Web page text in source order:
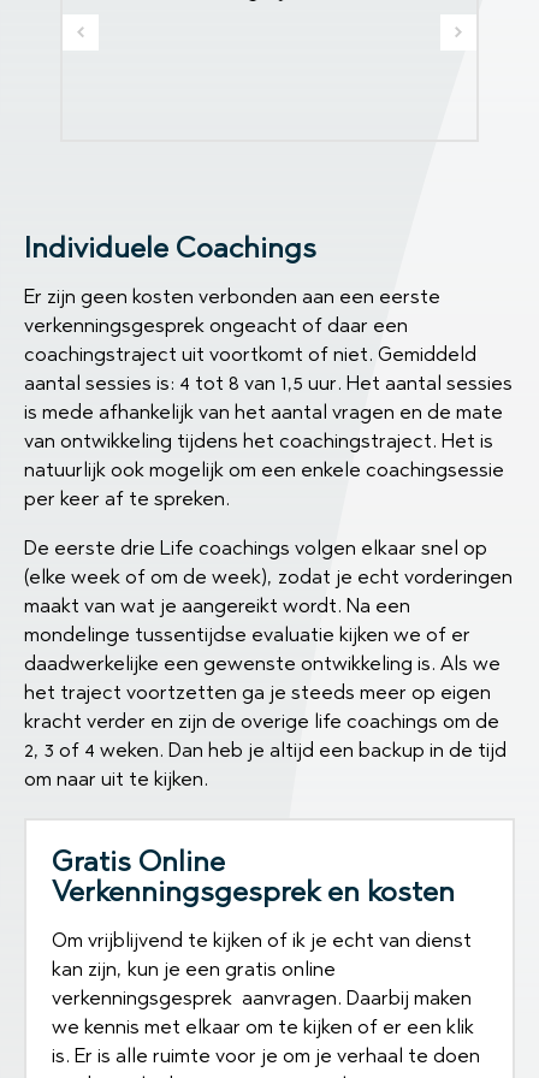
Individuele Coachings
Er zijn geen kosten verbonden aan een eerste
verkenningsgesprek ongeacht of daar een
coachingstraject uit voortkomt of niet. Gemiddeld
aantal sessies is: 4 tot 8 van 1,5 uur. Het aantal sessies
is mede afhankelijk van het aantal vragen en de mate
van ontwikkeling tijdens het coachingstraject. Het is
natuurlijk ook mogelijk om een enkele coachingsessie
per keer af te spreken.
De eerste drie Life coachings volgen elkaar snel op
(elke week of om de week), zodat je echt vorderingen
maakt van wat je aangereikt wordt. Na een
mondelinge tussentijdse evaluatie kijken we of er
daadwerkelijke een gewenste ontwikkeling is. Als we
het traject voortzetten ga je steeds meer op eigen
kracht verder en zijn de overige life coachings om de
2, 3 of 4 weken. Dan heb je altijd een backup in de tijd
om naar uit te kijken.
Gratis Online
Verkenningsgesprek en kosten
Om vrijblijvend te kijken of ik je echt van dienst
kan zijn, kun je een gratis online
verkenningsgesprek aanvragen. Daarbij maken
we kennis met elkaar om te kijken of er een klik
is. Er is alle ruimte voor je om je verhaal te doen